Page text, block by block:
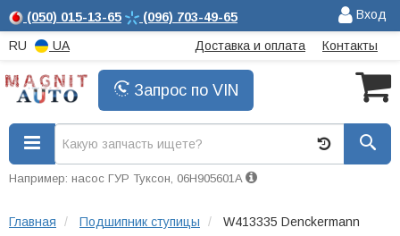
(050) 015-13-65 (096) 703-49-65 Вход
RU UA Доставка и оплата Контакты
Запрос по VIN
Например: насос ГУР Туксон, 06H905601A
Главная Подшипник ступицы W413335 Denckermann